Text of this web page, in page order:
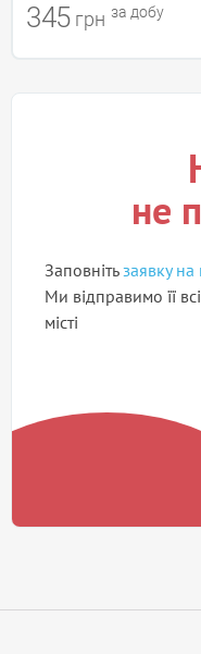
345 грн за добу
не
Заповнітьзаявку
Ми відправимо її
місті